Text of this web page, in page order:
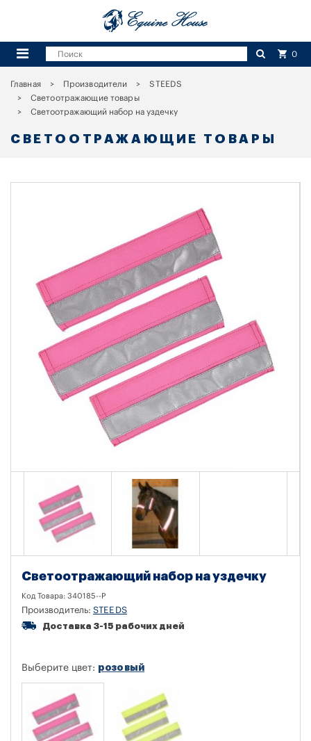
0
Главная Производители
STEEDS
Светоотражающие товары
Светоотражающий набор на уздечку
СВЕТООТРАЖАЮЩИЕ ТОВАРЫ
Светоотражающий набор на уздечку
Код Товара: 340185--P
Производитель: STEEDS
Доставка 3-15 рабочих дней
Выберите цвет: розовый